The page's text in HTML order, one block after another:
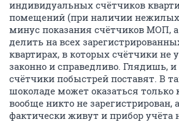
индивидуальных счётчиков
помещений (при наличии
минус показания счётчиков МОП, а
делить на всех
квартирах, в которых счётчики не
законно и справедливо. Глядишь, и
счётчики побыстрей поставят. В
шоколаде может оказаться только
вообще никто не зарегистрирован,
фактически живут и прибор учёта